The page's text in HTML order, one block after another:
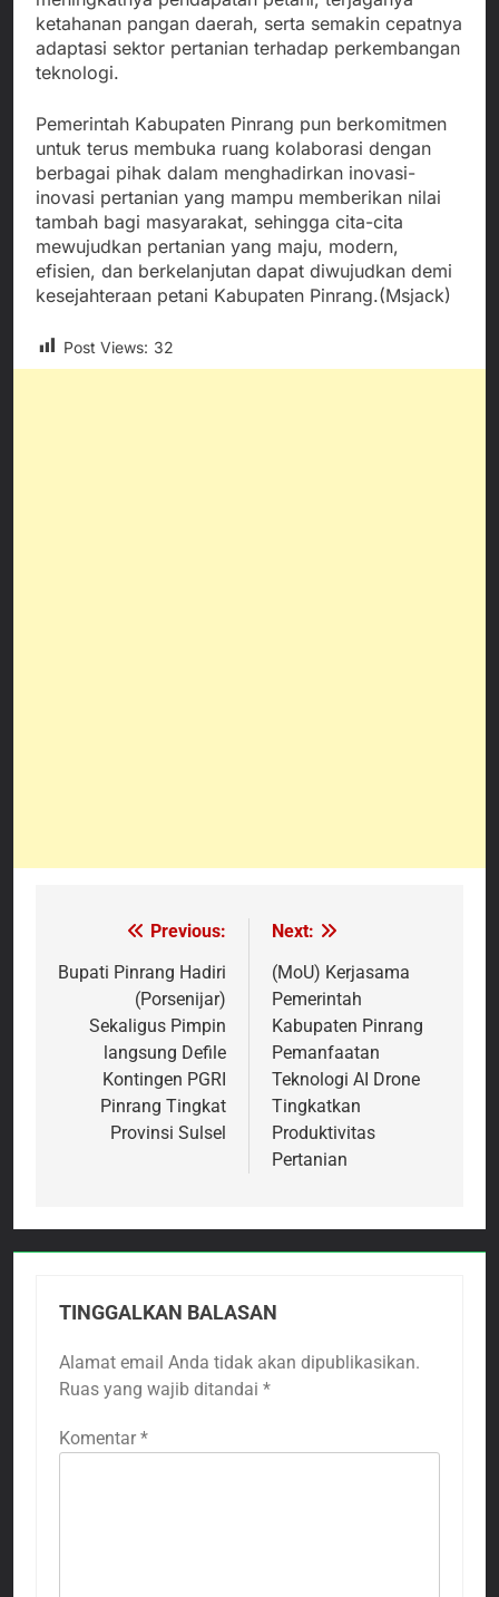
ketahanan pangan daerah, serta semakin cepatnya
adaptasi sektor pertanian terhadap perkembangan
teknologi.
Pemerintah Kabupaten Pinrang pun berkomitmen
untuk terus membuka ruang kolaborasi dengan
berbagai pihak dalam menghadirkan inovasi-
inovasi pertanian yang mampu memberikan nilai
tambah bagi masyarakat, sehingga cita-cita
mewujudkan pertanian yang maju, modern,
efisien, dan berkelanjutan dapat diwujudkan demi
kesejahteraan petani Kabupaten Pinrang.(Msjack)
Post Views: 32
Navigasi
pos
Previous:
Bupati Pinrang Hadiri
(Porsenijar)
Sekaligus Pimpin
langsung Defile
Kontingen PGRI
Pinrang Tingkat
Provinsi Sulsel
Next:
(MoU) Kerjasama
Pemerintah
Kabupaten Pinrang
Pemanfaatan
Teknologi AI Drone
Tingkatkan
Produktivitas
Pertanian
TINGGALKAN BALASAN
Alamat email Anda tidak akan dipublikasikan.
Ruas yang wajib ditandai *
Komentar *